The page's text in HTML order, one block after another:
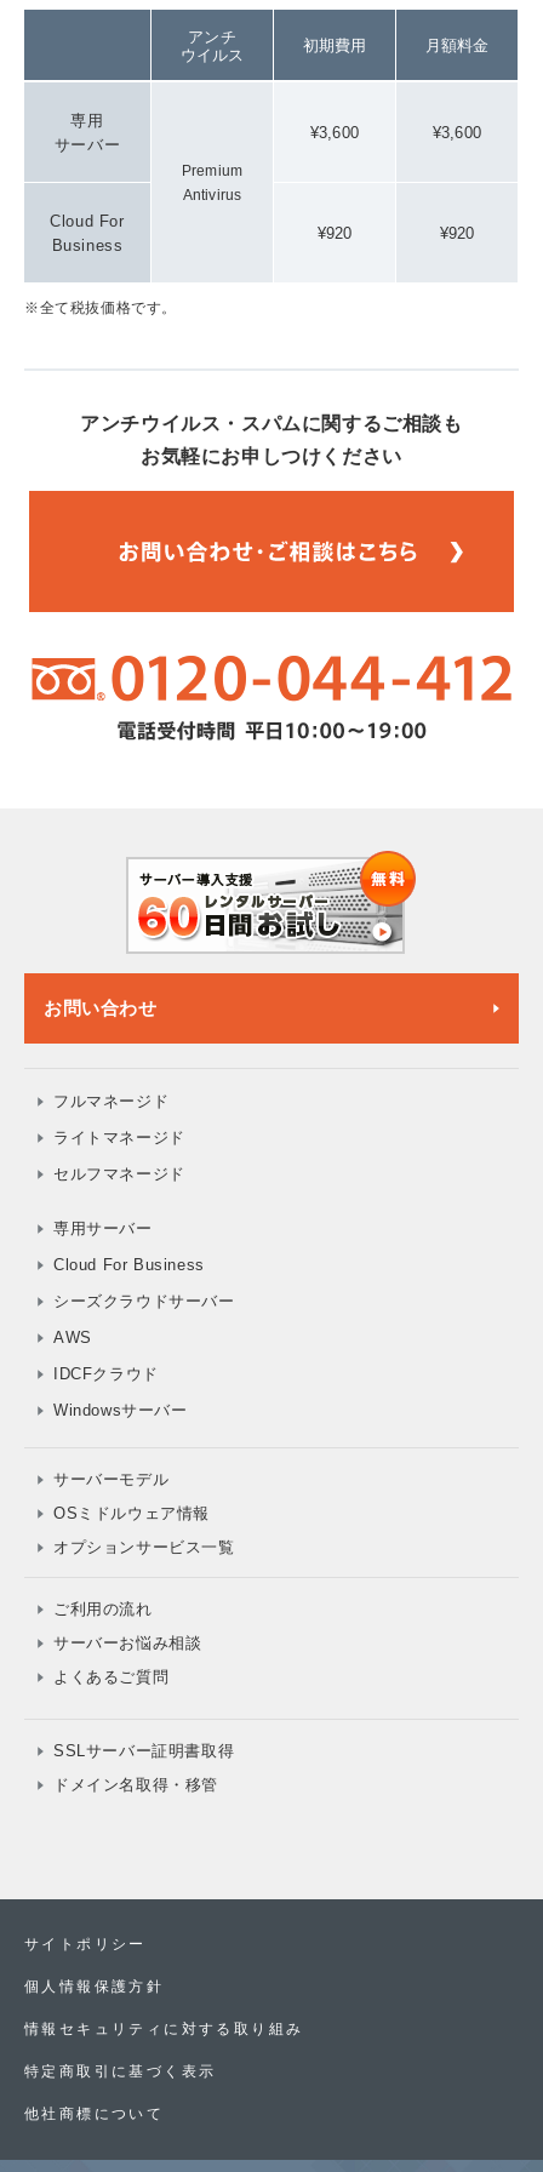
アンチ
ウイルス
初期費用 月額料金
専用
サーバー
Premium
Antivirus
¥3,600 ¥3,600
Cloud For
Business
¥920 ¥920
※全て税抜価格です。
アンチウイルス・スパムに関するご相談も
お気軽にお申しつけください
お問い合わせ
フルマネージド
ライトマネージド
セルフマネージド
専用サーバー
Cloud For Business
シーズクラウドサーバー
AWS
IDCFクラウド
Windowsサーバー
サーバーモデル
OSミドルウェア情報
オプションサービス一覧
ご利用の流れ
サーバーお悩み相談
よくあるご質問
SSLサーバー証明書取得
ドメイン名取得・移管
サイトポリシー
個人情報保護方針
情報セキュリティに対する取り組み
特定商取引に基づく表示
他社商標について